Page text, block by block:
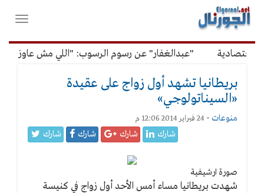
القائمة
الرئيسية
فتح
"عبدالغفار" عن رسوم الرسوب: "اللي مش عاوز
بريطانيا تشهد أول زواج على عقيدة
«السيناتولوجي»
منوعات - 24 فبراير 2014 12:06 م
شارك شارك شارك شارك
صورة ارشيفية
شهدت بريطانيا مساء أمس الأحد أول زواج في كنيسة